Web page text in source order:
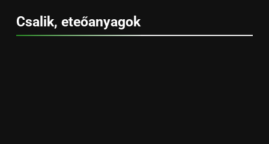
Csalik, eteőanyagok